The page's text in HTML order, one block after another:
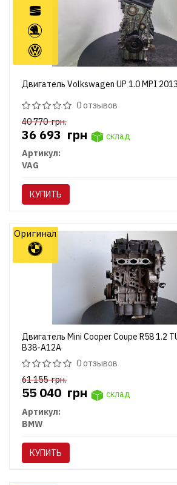
Двигатель Volkswagen UP 1.0 MPI
0 отзывов
40 770грн.
36 693 грн
склад
Артикул:
VAG
КУПИТЬ
Двигатель Mini Cooper Coupe R58 1.2
B38-A12A
0 отзывов
61 155грн.
55 040 грн
склад
Артикул:
BMW
КУПИТЬ
Оригинал